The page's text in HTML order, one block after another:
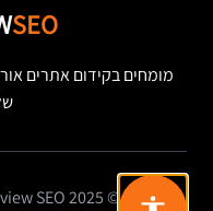
SEO
מומחים בקידום אתרים
© 2025 Dreamview SEO. כל הזכויות שמורות.